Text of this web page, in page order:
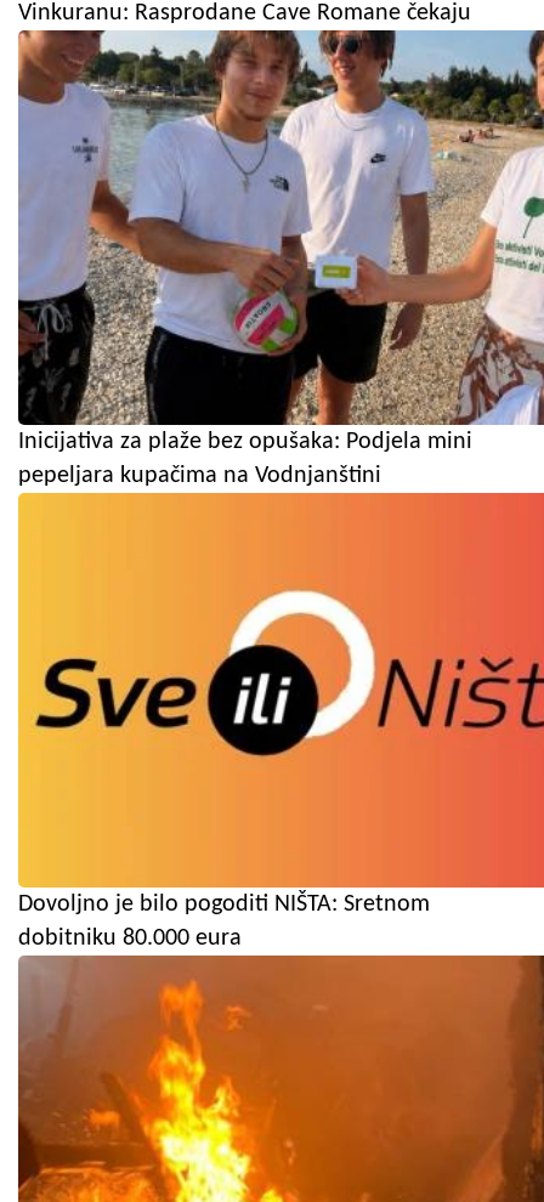
Vinkuranu: Rasprodane Cave Romane čekaju
Inicijativa za plaže bez opušaka: Podjela mini
pepeljara kupačima na Vodnjanštini
Dovoljno je bilo pogoditi NIŠTA: Sretnom
dobitniku 80.000 eura